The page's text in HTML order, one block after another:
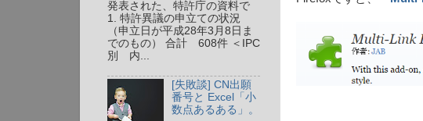
発表された、特許庁の資料で
1. 特許異議の申立ての状況
（申立日が平成28年3月8日ま
でのもの） 合計 608件 ＜IPC
別 内...
[失敗談] CN出願
番号と Excel「小
数点あるある」。